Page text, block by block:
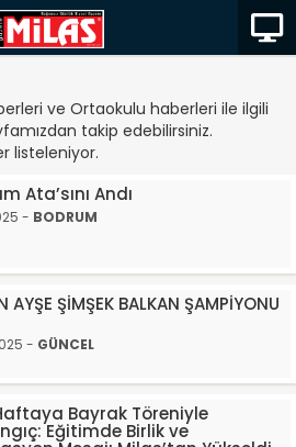
ve Ortaokulu haberleri ile ilgili
takip edebilirsiniz.
listeleniyor.
Ata’sını Andı
- BODRUM
AYŞE ŞİMŞEK BALKAN ŞAMPİYONU
- GÜNCEL
Bayrak Töreniyle
Eğitimde Birlik ve